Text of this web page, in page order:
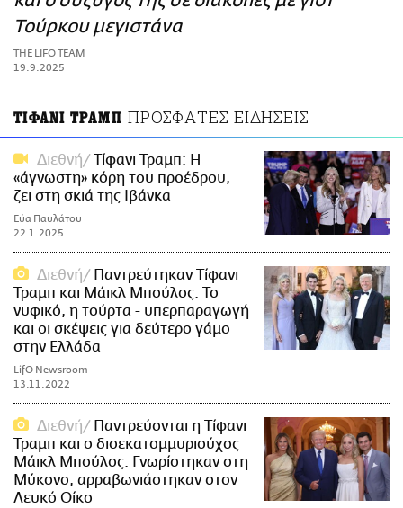
ΑΜΠΑ
PRINT
Τούρκου μεγιστάνα
THE LIFO TEAM
19.9.2025
ΤΙΦΑΝΙ ΤΡΑΜΠ ΠΡΟΣΦΑΤΕΣ ΕΙΔΗΣΕΙΣ
Διεθνή
Τίφανι Τραμπ: Η
«άγνωστη» κόρη του προέδρου,
ζει στη σκιά της Ιβάνκα
Εύα Παυλάτου
22.1.2025
Διεθνή
Παντρεύτηκαν Τίφανι
Τραμπ και Μάικλ Μπούλος: Το
νυφικό, η τούρτα - υπερπαραγωγή
και οι σκέψεις για δεύτερο γάμο
στην Ελλάδα
LifO Newsroom
13.11.2022
Διεθνή
Παντρεύονται η Τίφανι
Τραμπ και ο δισεκατομμυριούχος
Μάικλ Μπούλος: Γνωρίστηκαν στη
Μύκονο, αρραβωνιάστηκαν στον
Λευκό Οίκο